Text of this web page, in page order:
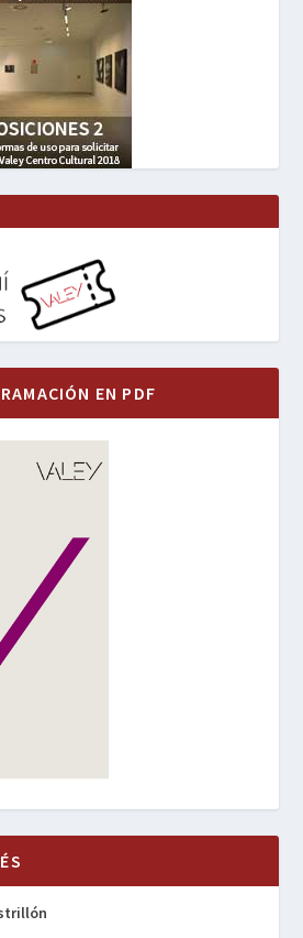
EN PDF